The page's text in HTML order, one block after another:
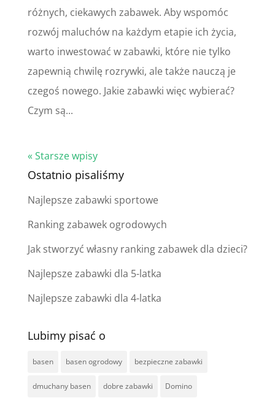
różnych, ciekawych zabawek. Aby wspomóc
rozwój maluchów na każdym etapie ich życia,
warto inwestować w zabawki, które nie tylko
zapewnią chwilę rozrywki, ale także nauczą je
czegoś nowego. Jakie zabawki więc wybierać?
Czym są...
« Starsze wpisy
Ostatnio pisaliśmy
Najlepsze zabawki sportowe
Ranking zabawek ogrodowych
Jak stworzyć własny ranking zabawek dla dzieci?
Najlepsze zabawki dla 5-latka
Najlepsze zabawki dla 4-latka
Lubimy pisać o
basen basen ogrodowy bezpieczne zabawki
dmuchany basen dobre zabawki Domino